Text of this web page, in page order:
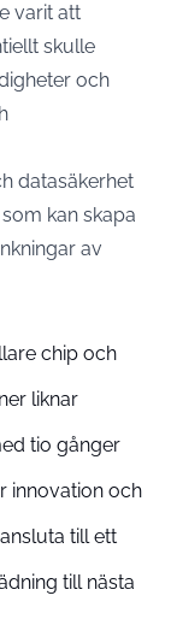
varit att
skulle
och
datasäkerhet
som kan skapa
av
chip och
liknar
tio gånger
innovation och
till ett
till nästa